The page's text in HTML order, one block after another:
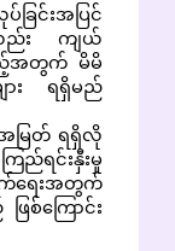
င်းအပြင်
လည်း ကျယ်
အတွက် မိမိ
ား ရရှိမည်
မြတ် ရရှိလို
ည်ရင်းနှီးမှု
က်ရေးအတွက်
စ်ကြောင်း